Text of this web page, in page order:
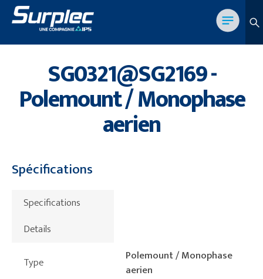
SG0321@SG2169 -
Polemount / Monophase
aerien
Spécifications
Specifications
Details
Type
Polemount / Monophase
aerien